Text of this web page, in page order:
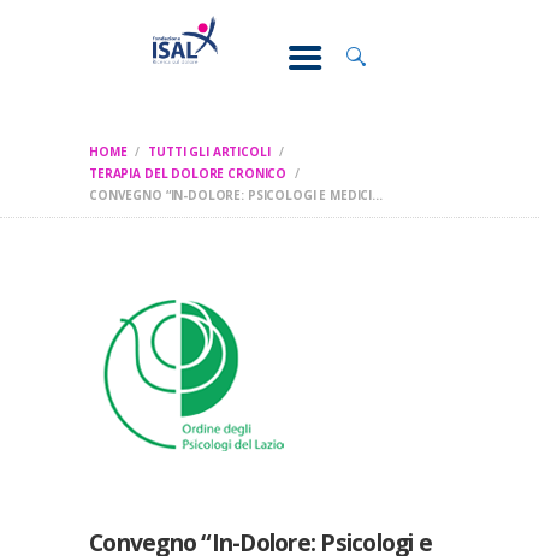
HOME
TUTTI GLI ARTICOLI
TERAPIA DEL DOLORE CRONICO
CONVEGNO “IN-DOLORE: PSICOLOGI E MEDICI...
CONOSCI IL
DOLORE
RICERCA
FORMAZIONE
Convegno “In-Dolore: Psicologi e